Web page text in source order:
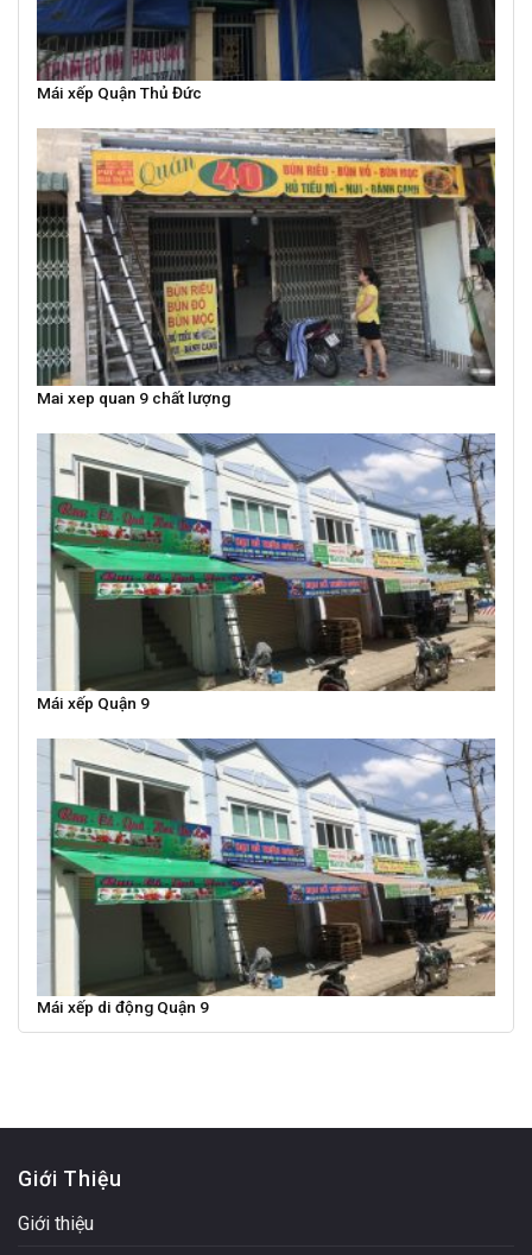
Mái xếp Quận Thủ Đức
Mai xep quan 9 chất lượng
Mái xếp Quận 9
Mái xếp di động Quận 9
Giới Thiệu
Giới thiệu